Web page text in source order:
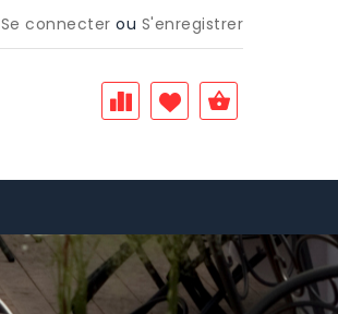
Se connecter ou S'enregistrer